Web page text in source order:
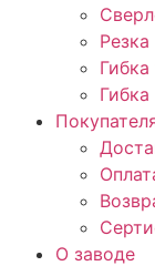
О заводе